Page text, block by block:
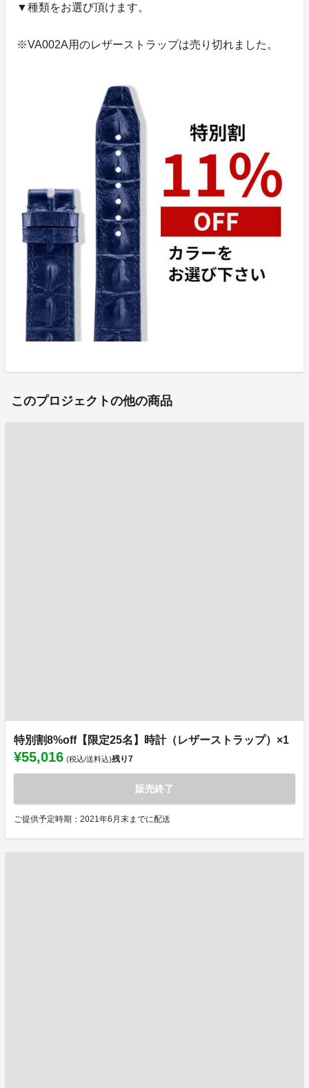
▼種類をお選び頂けます。
※VA002A用のレザーストラップは売り切れました。
このプロジェクトの他の商品
特別割8%off【限定25名】時計（レザーストラップ）×1
¥55,016 (税込/送料込)残り7
販売終了
ご提供予定時期：2021年6月末までに配送